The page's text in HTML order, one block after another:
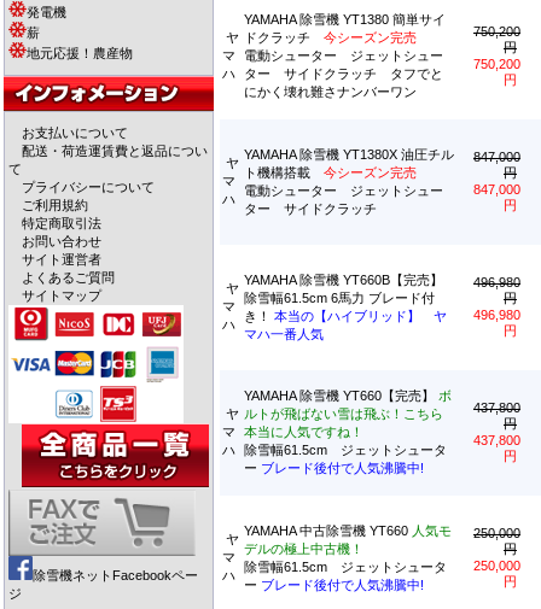
発電機
薪
地元応援！農産物
お支払いについて
配送・荷造運賃費と返品につい
て
プライバシーについて
ご利用規約
特定商取引法
お問い合わせ
サイト運営者
よくあるご質問
サイトマップ
除雪機ネットFacebookペー
ジ
ヤ
マ
ハ
YAMAHA 除雪機 YT1380 簡単サイ
ドクラッチ 今シーズン完売
電動シューター ジェットシュー
ター サイドクラッチ タフでと
にかく壊れ難さナンバーワン
750,200
円
750,200
円
ヤ
マ
ハ
YAMAHA 除雪機 YT1380X 油圧チル
ト機構搭載 今シーズン完売
電動シューター ジェットシュー
ター サイドクラッチ
847,000
円
847,000
円
ヤ
マ
ハ
YAMAHA 除雪機 YT660B【完売】
除雪幅61.5cm 6馬力 ブレード付
き！ 本当の【ハイブリッド】 ヤ
マハ一番人気
496,980
円
496,980
円
ヤ
マ
ハ
YAMAHA 除雪機 YT660【完売】 ボ
ルトが飛ばない雪は飛ぶ！こちら
本当に人気ですね！
除雪幅61.5cm ジェットシュータ
ー ブレード後付で人気沸騰中!
437,800
円
437,800
円
ヤ
マ
ハ
YAMAHA 中古除雪機 YT660 人気モ
デルの極上中古機！
除雪幅61.5cm ジェットシュータ
ー ブレード後付で人気沸騰中!
250,000
円
250,000
円